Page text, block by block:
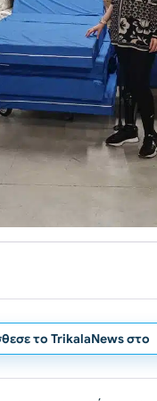
το TrikalaNews στο